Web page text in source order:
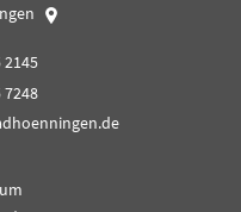
2145
7248